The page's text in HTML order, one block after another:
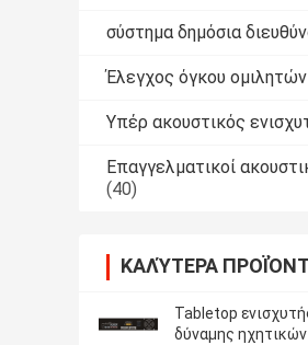
σύστημα δημόσια
Έλεγχος όγκου
Υπέρ ακουστικός
Επαγγελματικοί
(40)
ΚΑΛΎΤΕΡΑ
Tabletop
δύναμης